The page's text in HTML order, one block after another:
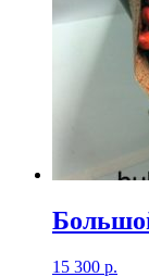
15 300 р.